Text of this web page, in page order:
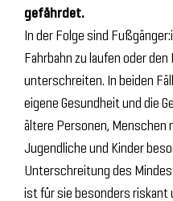
gefährdet.
In der Folge sind
Fahrbahn zu laufen oder
unterschreiten. In beiden
eigene Gesundheit und die
ältere Personen, Menschen
Jugendliche und Kinder
Unterschreitung des
ist für sie besonders riskant